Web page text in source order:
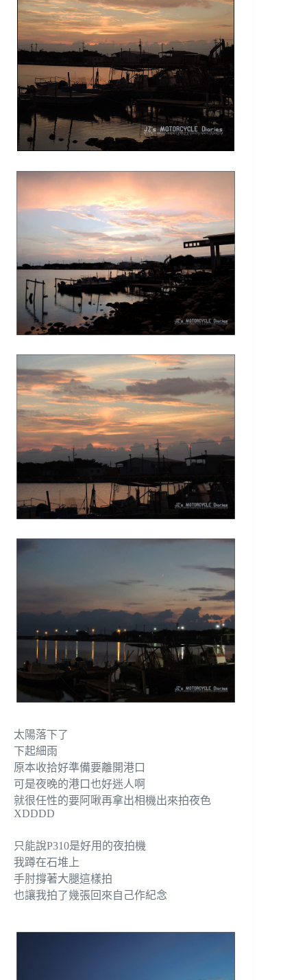
太陽落下了
下起細雨
原本收拾好準備要離開港口
可是夜晚的港口也好迷人啊
就很任性的要阿啾再拿出相機出來拍夜色
XDDDD
只能說P310是好用的夜拍機
我蹲在石堆上
手肘撐著大腿這樣拍
也讓我拍了幾張回來自己作紀念